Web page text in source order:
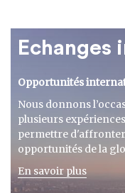
Echanges
Opportunités
Nous donnons
plusieurs
permettre d'affronter
opportunités de la
En savoir plus